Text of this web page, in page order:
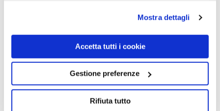
Mostra dettagli
Accetta tutti i cookie
Gestione preferenze
Rifiuta tutto
PREMIO INGENIO AL FEMMINILE 2026: